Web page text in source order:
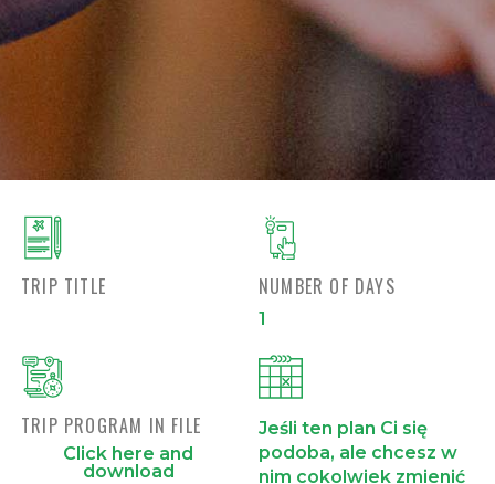
TRIP TITLE NUMBER OF DAYS
1
TRIP PROGRAM IN FILE
Click here and
download
Jeśli ten plan Ci się
podoba, ale chcesz w
nim cokolwiek zmienić